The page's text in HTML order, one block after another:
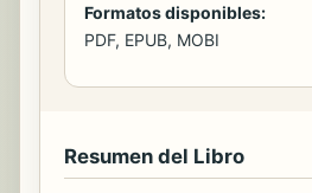
Formatos disponibles:
PDF, EPUB, MOBI
Resumen del Libro